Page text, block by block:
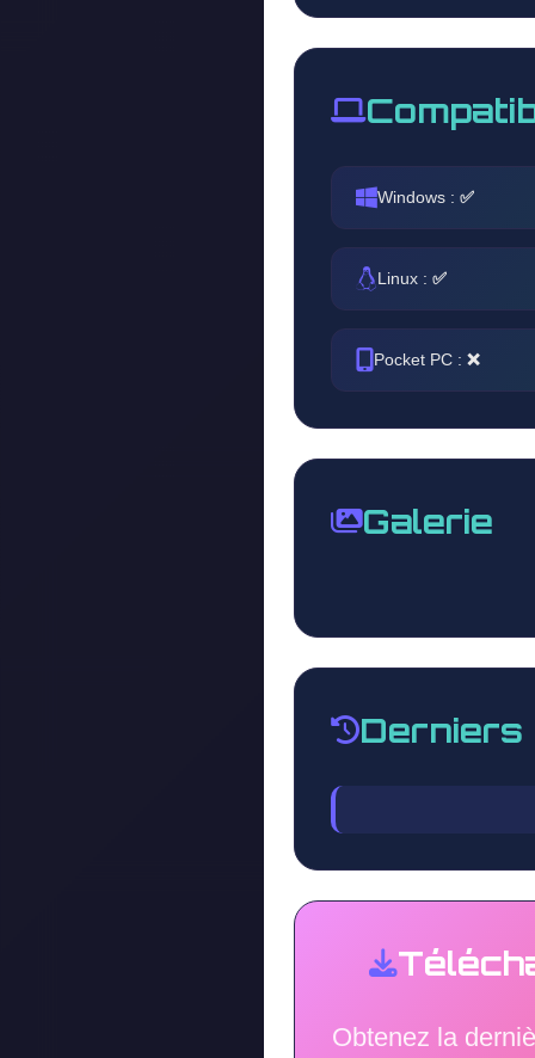
Windows : ✅
Linux : ✅
Pocket PC : ❌
Galerie
Derniers
Obtenez la